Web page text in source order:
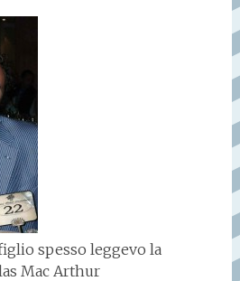
spesso leggevo la
Mac Arthur